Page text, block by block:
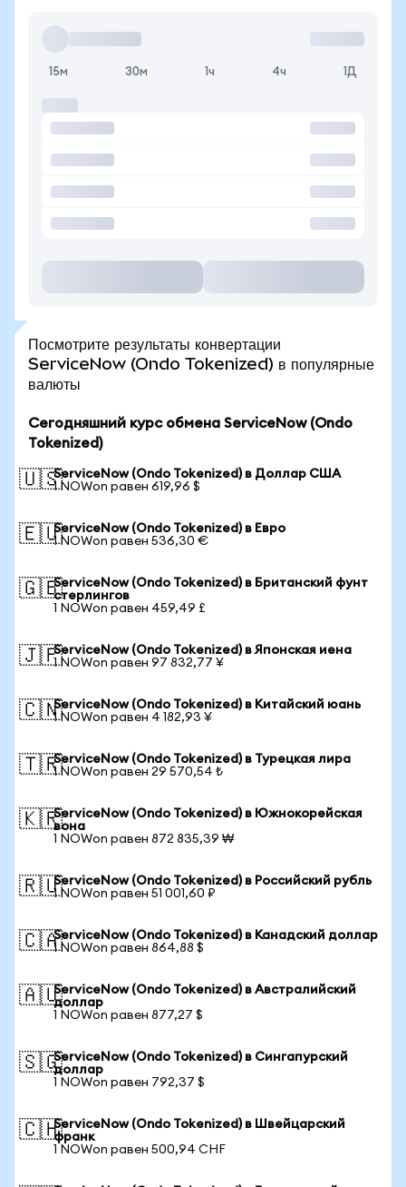
15м 30м 1ч 4ч 1Д
Посмотрите результаты конвертации
ServiceNow (Ondo Tokenized) в популярные
валюты
Сегодняшний курс обмена ServiceNow (Ondo
Tokenized)
🇺🇸ServiceNow (Ondo Tokenized) в Доллар США
1 NOWon равен 619,96 $
🇪🇺ServiceNow (Ondo Tokenized) в Евро
1 NOWon равен 536,30 €
🇬🇧ServiceNow (Ondo Tokenized) в Британский фунт
стерлингов
1 NOWon равен 459,49 £
🇯🇵ServiceNow (Ondo Tokenized) в Японская иена
1 NOWon равен 97 832,77 ¥
🇨🇳ServiceNow (Ondo Tokenized) в Китайский юань
1 NOWon равен 4 182,93 ¥
🇹🇷ServiceNow (Ondo Tokenized) в Турецкая лира
1 NOWon равен 29 570,54 ₺
🇰🇷ServiceNow (Ondo Tokenized) в Южнокорейская
вона
1 NOWon равен 872 835,39 ₩
🇷🇺ServiceNow (Ondo Tokenized) в Российский рубль
1 NOWon равен 51 001,60 ₽
🇨🇦ServiceNow (Ondo Tokenized) в Канадский доллар
1 NOWon равен 864,88 $
🇦🇺ServiceNow (Ondo Tokenized) в Австралийский
доллар
1 NOWon равен 877,27 $
🇸🇬ServiceNow (Ondo Tokenized) в Сингапурский
доллар
1 NOWon равен 792,37 $
🇨🇭ServiceNow (Ondo Tokenized) в Швейцарский
франк
1 NOWon равен 500,94 CHF